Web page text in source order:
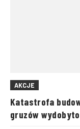
AKCJE
Katastrofa
gruzów